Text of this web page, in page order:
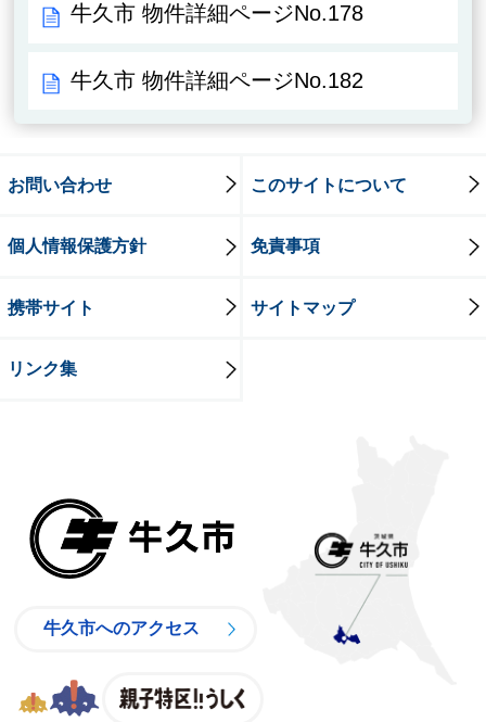
牛久市 物件詳細ページNo.178
牛久市 物件詳細ページNo.182
お問い合わせ このサイトについて
個人情報保護方針 免責事項
携帯サイト サイトマップ
リンク集
牛久市へのアクセス